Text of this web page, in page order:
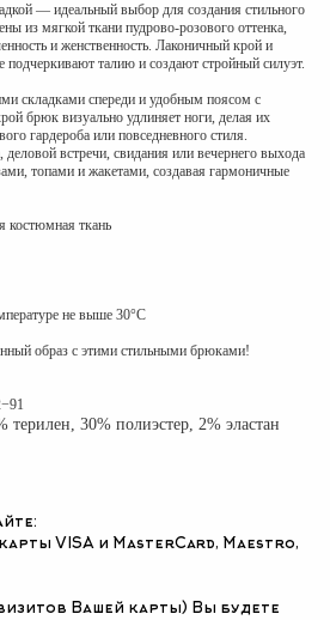
— идеальный выбор для создания стильного
из мягкой ткани пудрово-розового оттенка,
и женственность. Лаконичный крой и
подчеркивают талию и создают стройный силуэт.
складками спереди и удобным поясом с
брюк визуально удлиняет ноги, делая их
гардероба или повседневного стиля.
встречи, свидания или вечернего выхода
топами и жакетами, создавая гармоничные
костюмная ткань
не выше 30°C
образ с этими стильными брюками!
терилен, 30% полиэстер, 2% эластан
VISA и MasterCard, Maestro,
Вашей карты) Вы будете